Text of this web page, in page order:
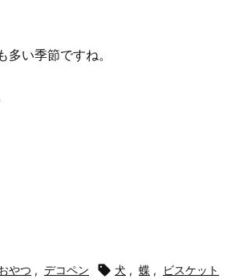
い季節ですね。
やつ , デコペン  犬 , 蝶 , ビスケット